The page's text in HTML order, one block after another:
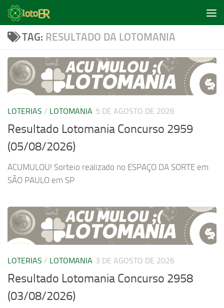
Skip to content
TAG: RESULTADO DA LOTOMANIA
LOTERIAS / LOTOMANIA 5 DE AGOSTO DE 2026
Resultado Lotomania Concurso 2959
(05/08/2026)
ACUMULOU! Sorteio realizado no ESPAÇO DA SORTE em
SÃO PAULO em SP
LOTERIAS / LOTOMANIA 3 DE AGOSTO DE 2026
Resultado Lotomania Concurso 2958
(03/08/2026)